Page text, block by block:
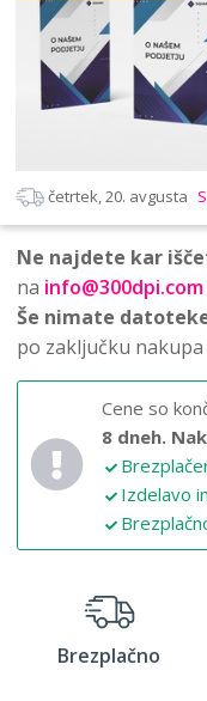
četrtek, 20. avgusta
Ne najdete kar
na info@300dpi.com
Še nimate
po zaključku
Cene so
8 dneh.
Izdelavo
Brezplačno